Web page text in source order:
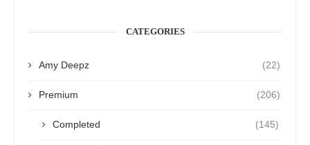
CATEGORIES
Amy Deepz (22)
Premium (206)
Completed (145)